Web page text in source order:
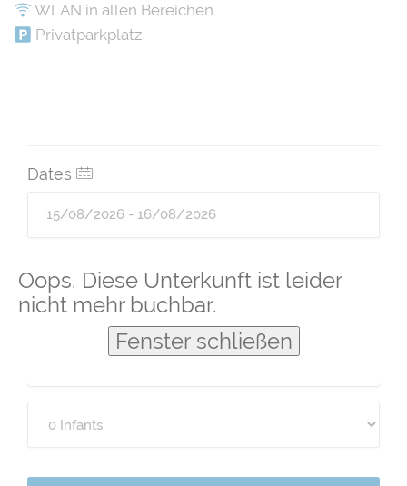
Oops. Diese Unterkunft ist leider
nicht mehr buchbar.
Fenster schließen
WLAN in allen Bereichen
Privatparkplatz
Dates